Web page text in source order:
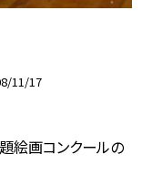
11/17
絵画コンクールの